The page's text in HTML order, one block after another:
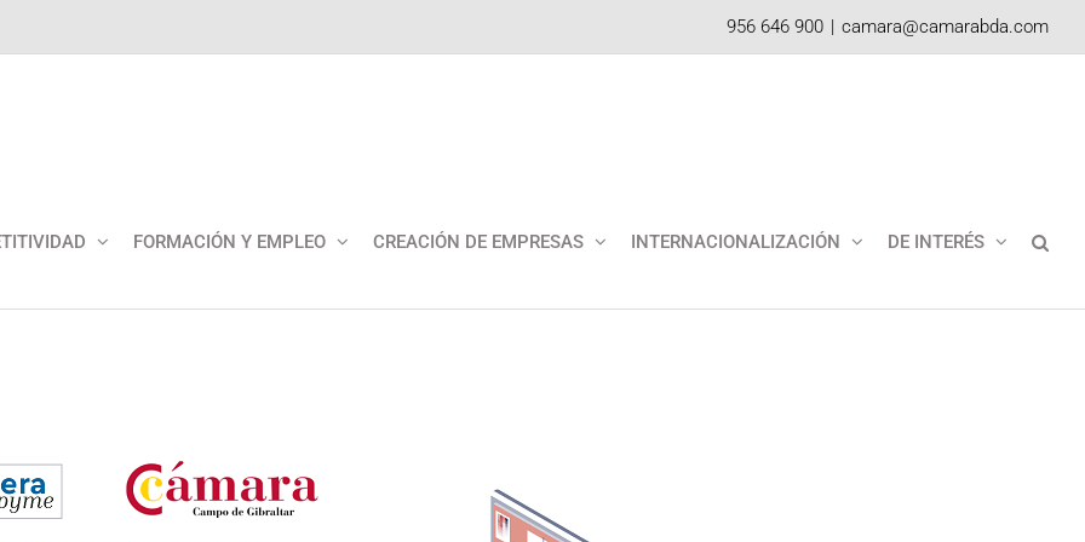
956 646 900 | camara@camarabda.com
FORMACIÓN Y EMPLEO CREACIÓN DE EMPRESAS INTERNACIONALIZACIÓN DE INTERÉS